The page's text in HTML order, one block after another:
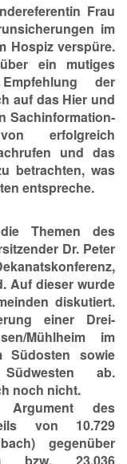
Frau
im
Hospiz verspüre.
ein mutiges
der
auf das Hier und
Sachinformation-
erfolgreich
und das
betrachten, was
entspreche.
Themen des
Dr. Peter
Auf dieser wurde
diskutiert.
einer Drei-
Mühlheim im
Südosten sowie
Südwesten ab.
noch nicht.
des
von 10.729
gegenüber
bzw. 23.036